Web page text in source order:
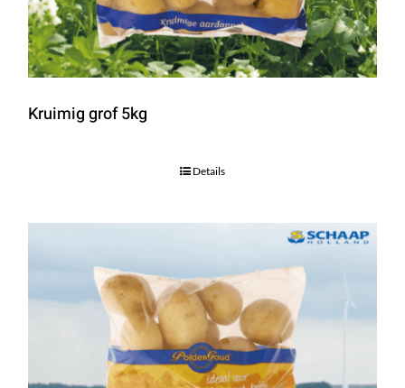
Kruimig grof 5kg
Details